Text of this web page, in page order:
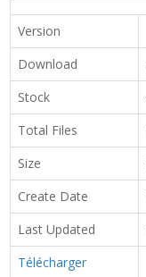
Version
Download
Stock
Total Files
Size
Create Date
Last Updated
Télécharger